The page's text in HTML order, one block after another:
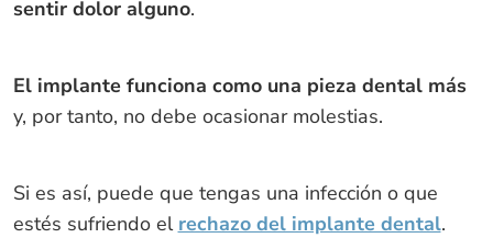
sentir dolor alguno.
El implante funciona como una pieza dental más
y, por tanto, no debe ocasionar molestias.
Si es así, puede que tengas una infección o que
estés sufriendo el rechazo del implante dental.